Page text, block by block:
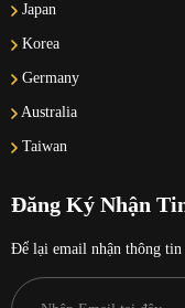
Japan
Korea
Germany
Australia
Taiwan
Đăng Ký Nhận
Để lại email nhận thông